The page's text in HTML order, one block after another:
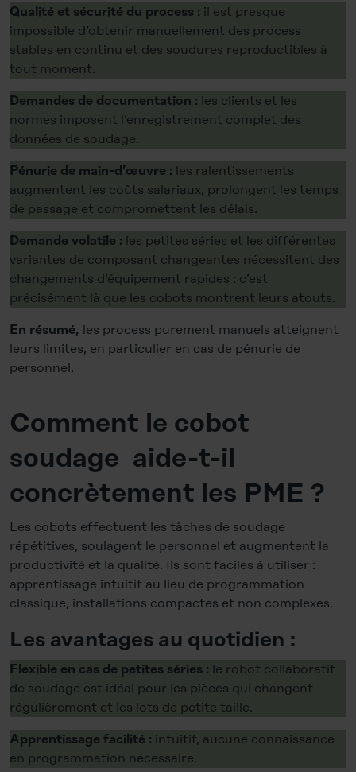
Qualité et sécurité du process : il est presque
impossible d’obtenir manuellement des process
stables en continu et des soudures reproductibles à
tout moment.
Demandes de documentation : les clients et les
normes imposent l’enregistrement complet des
données de soudage.
Pénurie de main-d’œuvre : les ralentissements
augmentent les coûts salariaux, prolongent les temps
de passage et compromettent les délais.
Demande volatile : les petites séries et les différentes
variantes de composant changeantes nécessitent des
changements d’équipement rapides : c’est
précisément là que les cobots montrent leurs atouts.
En résumé, les process purement manuels atteignent
leurs limites, en particulier en cas de pénurie de
personnel.
Comment le cobot
soudage aide-t-il
concrètement les PME ?
Les cobots effectuent les tâches de soudage
répétitives, soulagent le personnel et augmentent la
productivité et la qualité. Ils sont faciles à utiliser :
apprentissage intuitif au lieu de programmation
classique, installations compactes et non complexes.
Les avantages au quotidien :
Flexible en cas de petites séries : le robot collaboratif
de soudage est idéal pour les pièces qui changent
régulièrement et les lots de petite taille.
Apprentissage facilité : intuitif, aucune connaissance
en programmation nécessaire.